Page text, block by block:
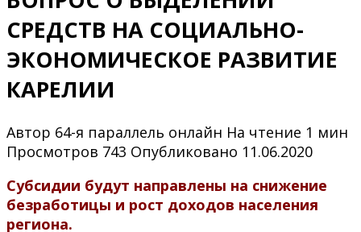
СРЕДСТВ НА СОЦИАЛЬНО-
ЭКОНОМИЧЕСКОЕ РАЗВИТИЕ
КАРЕЛИИ
Автор 64-я параллель онлайн На чтение 1 мин
Просмотров 743 Опубликовано 11.06.2020
Субсидии будут направлены на снижение
безработицы и рост доходов населения
региона.